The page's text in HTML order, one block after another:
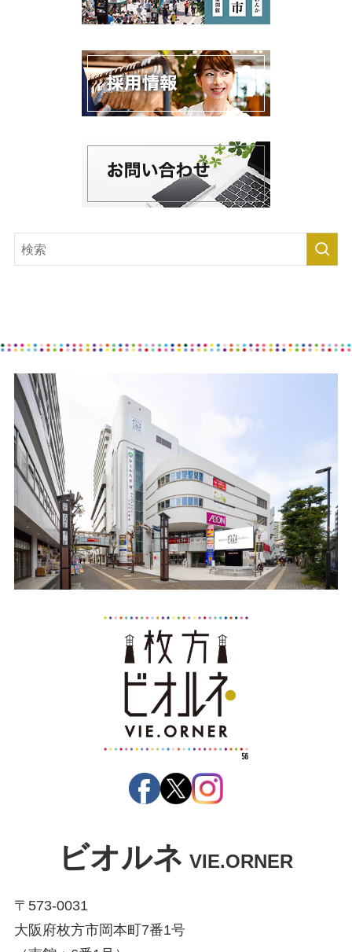
ビオルネ VIE.ORNER
〒573-0031
大阪府枚方市岡本町7番1号